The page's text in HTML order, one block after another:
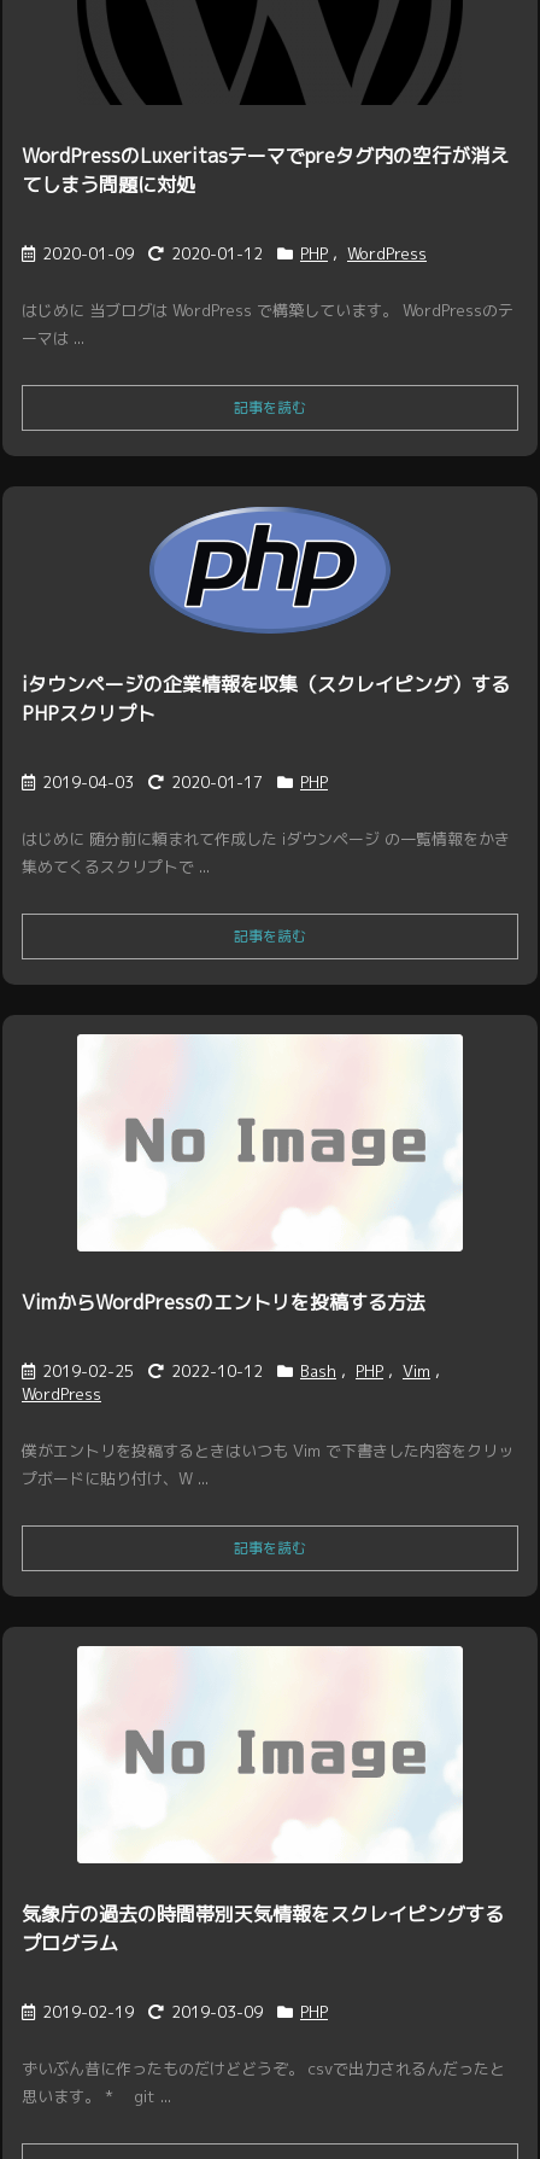
WordPressのLuxeritasテーマでpreタグ内の空行が消え
てしまう問題に対処
2020-01-09 2020-01-12 PHP , WordPress
はじめに 当ブログは WordPress で構築しています。 WordPressのテ
ーマは ...
記事を読む
iタウンページの企業情報を収集（スクレイピング）する
PHPスクリプト
2019-04-03 2020-01-17 PHP
はじめに 随分前に頼まれて作成した iダウンページ の一覧情報をかき
集めてくるスクリプトで ...
記事を読む
VimからWordPressのエントリを投稿する方法
2019-02-25 2022-10-12 Bash , PHP , Vim ,
WordPress
僕がエントリを投稿するときはいつも Vim で下書きした内容をクリッ
プボードに貼り付け、W ...
記事を読む
気象庁の過去の時間帯別天気情報をスクレイピングする
プログラム
2019-02-19 2019-03-09 PHP
ずいぶん昔に作ったものだけどどうぞ。 csvで出力されるんだったと
思います。 * git ...